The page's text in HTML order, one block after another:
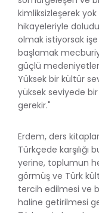
kimliksizleşerek
hikayeleriyle
olmak istiyorsak
başlamak
güçlü
Yüksek bir kültür
yüksek seviyede
gerekir."
Erdem, ders
Türkçede karşılığı
yerine, toplumun
görmüş ve Türk
tercih edilmesi ve
haline getirilmesi